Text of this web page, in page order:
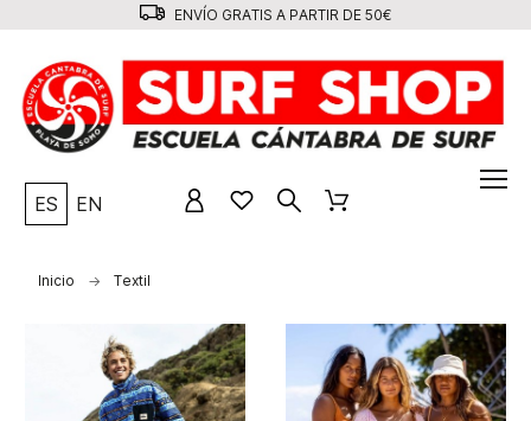
ENVÍO GRATIS A PARTIR DE 50€
ES EN
Inicio Textil